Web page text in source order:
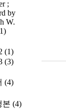
;
by
W.
(1)
(3)
(4)
본 (4)